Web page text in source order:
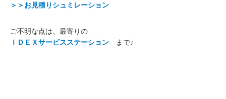
＞＞お見積りシュミレーション
ご不明な点は、最寄りの
ＩＤＥＸサービスステーション まで♪